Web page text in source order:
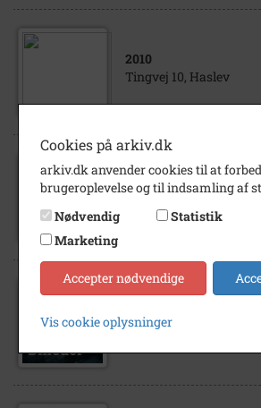
2010
Tingvej 10, Haslev
1930- 1940
Lærere og bestyrelse
Husholdningsskolen,
Ulla Petersen, Tingvej
Cookies på arkiv.dk
arkiv.dk anvender cookies til at
brugeroplevelse og til indsamling af
Nødvendig
Statistik
Marketing
Accepter nødvendige
Vis cookie oplysninger